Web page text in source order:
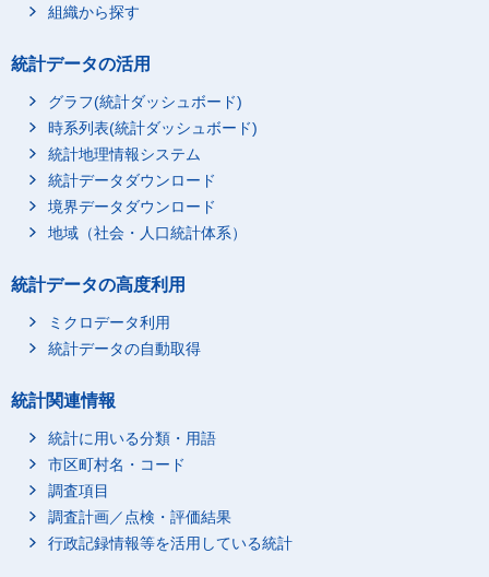
組織から探す
統計データの活用
グラフ(統計ダッシュボード)
時系列表(統計ダッシュボード)
統計地理情報システム
統計データダウンロード
境界データダウンロード
地域（社会・人口統計体系）
統計データの高度利用
ミクロデータ利用
統計データの自動取得
統計関連情報
統計に用いる分類・用語
市区町村名・コード
調査項目
調査計画／点検・評価結果
行政記録情報等を活用している統計